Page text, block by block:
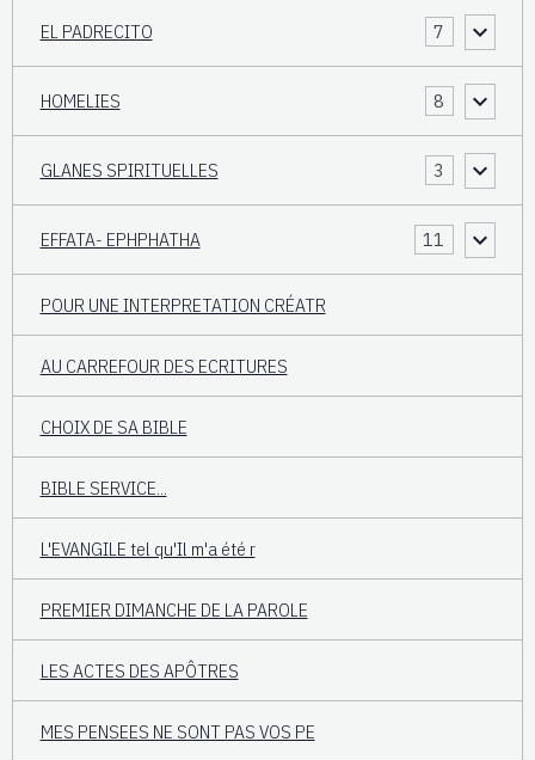
EL PADRECITO 7
HOMELIES 8
GLANES SPIRITUELLES 3
EFFATA- EPHPHATHA 11
POUR UNE INTERPRETATION CRÉATR
AU CARREFOUR DES ECRITURES
CHOIX DE SA BIBLE
BIBLE SERVICE...
L'EVANGILE tel qu'Il m'a été r
PREMIER DIMANCHE DE LA PAROLE
LES ACTES DES APÔTRES
MES PENSEES NE SONT PAS VOS PE